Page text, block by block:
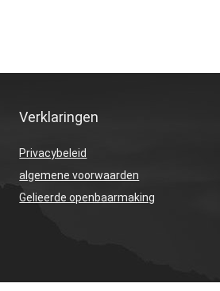
Verklaringen
Privacybeleid
algemene voorwaarden
Gelieerde openbaarmaking